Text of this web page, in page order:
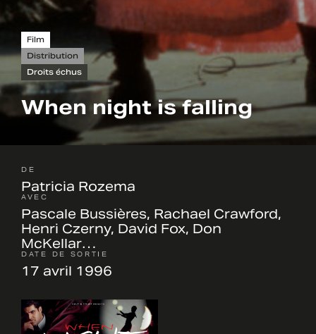
Film
Distribution
Droits échus
When night is falling
DE
Patricia Rozema
AVEC
Pascale Bussières, Rachael Crawford,
Henri Czerny, David Fox, Don
McKellar…
DATE DE SORTIE
17 avril 1996